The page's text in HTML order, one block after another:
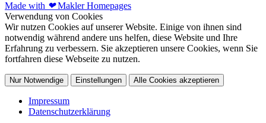
Made with ❤Makler Homepages
Verwendung von Cookies
Wir nutzen Cookies auf unserer Website. Einige von ihnen sind
notwendig während andere uns helfen, diese Website und Ihre
Erfahrung zu verbessern. Sie akzeptieren unsere Cookies, wenn Sie
fortfahren diese Webseite zu nutzen.
Nur Notwendige Einstellungen Alle Cookies akzeptieren
Impressum
Datenschutzerklärung